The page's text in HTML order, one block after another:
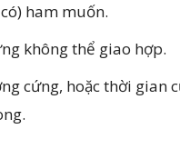
ham muốn.
không thể giao hợp.
cứng, hoặc thời